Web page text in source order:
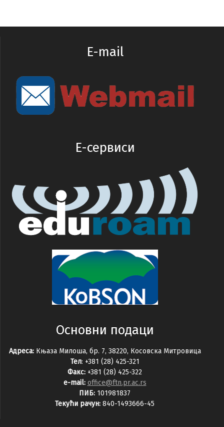
E-mail
E-сервиси
Основни подаци
Адреса: Књаза Милоша, бр. 7, 38220, Косовска Митровица
Тел: +381 (28) 425-321
Факс: +381 (28) 425-322
e-mail: office@ftn.pr.ac.rs
ПИБ: 101981837
Текући рачун: 840-1493666-45